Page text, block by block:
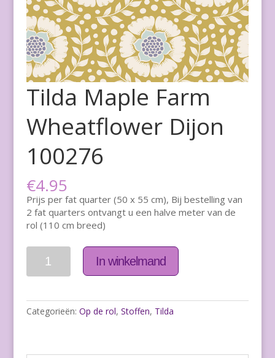
Tilda Maple Farm
Wheatflower Dijon
100276
€4.95
Prijs per fat quarter (50 x 55 cm), Bij bestelling van
2 fat quarters ontvangt u een halve meter van de
rol (110 cm breed)
Aantal
In winkelmand
Categorieën: Op de rol, Stoffen, Tilda